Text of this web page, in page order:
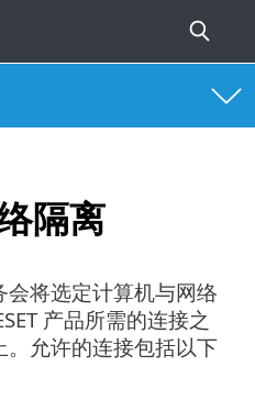
隔离
会将选定计算机与网络
产品所需的连接之
允许的连接包括以下